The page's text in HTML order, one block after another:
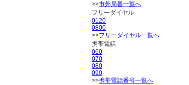
>>市外局番一覧へ
フリーダイヤル
0120
0800
>>フリーダイヤル一覧へ
携帯電話
060
070
080
090
>>携帯電話番号一覧へ